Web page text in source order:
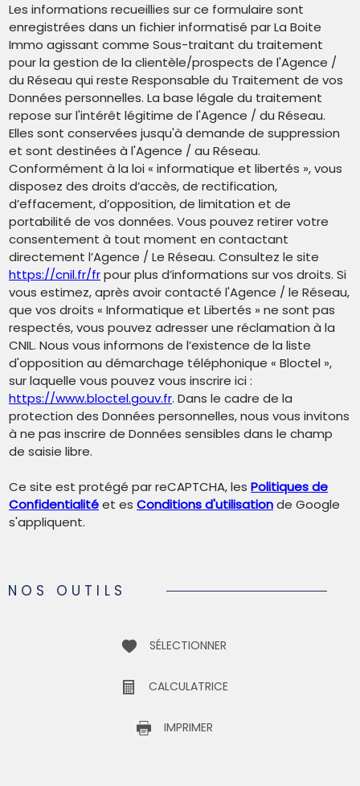
Les informations recueillies sur ce formulaire sont
enregistrées dans un fichier informatisé par La Boite
Immo agissant comme Sous-traitant du traitement
pour la gestion de la clientèle/prospects de l'Agence /
du Réseau qui reste Responsable du Traitement de vos
Données personnelles. La base légale du traitement
repose sur l'intérêt légitime de l'Agence / du Réseau.
Elles sont conservées jusqu'à demande de suppression
et sont destinées à l'Agence / au Réseau.
Conformément à la loi « informatique et libertés », vous
disposez des droits d’accès, de rectification,
d’effacement, d’opposition, de limitation et de
portabilité de vos données. Vous pouvez retirer votre
consentement à tout moment en contactant
directement l’Agence / Le Réseau. Consultez le site
https://cnil.fr/frpour plus d’informations sur vos droits. Si
vous estimez, après avoir contacté l'Agence / le Réseau,
que vos droits « Informatique et Libertés » ne sont pas
respectés, vous pouvez adresser une réclamation à la
CNIL. Nous vous informons de l’existence de la liste
d'opposition au démarchage téléphonique « Bloctel »,
sur laquelle vous pouvez vous inscrire ici :
https://www.bloctel.gouv.fr. Dans le cadre de la
protection des Données personnelles, nous vous invitons
à ne pas inscrire de Données sensibles dans le champ
de saisie libre.
Ce site est protégé par reCAPTCHA, les Politiques de
Confidentialitéet es Conditions d'utilisationde Google
s'appliquent.
NOS OUTILS
SÉLECTIONNER
CALCULATRICE
IMPRIMER